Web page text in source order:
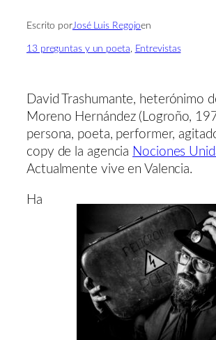
Escrito porJosé Luis Regojoen
13 preguntas y un poeta, Entrevistas
David Trashumante, heterónimo
Moreno Hernández (Logroño,
persona, poeta, performer,
copy de la agencia Nociones
Actualmente vive en Valencia.
Ha